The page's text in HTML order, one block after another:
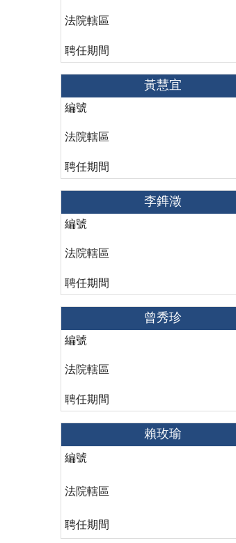
法院轄區
聘任期間
黃慧宜
編號
法院轄區
聘任期間
李鎨澂
編號
法院轄區
聘任期間
曾秀珍
編號
法院轄區
聘任期間
賴玫瑜
編號
法院轄區
聘任期間